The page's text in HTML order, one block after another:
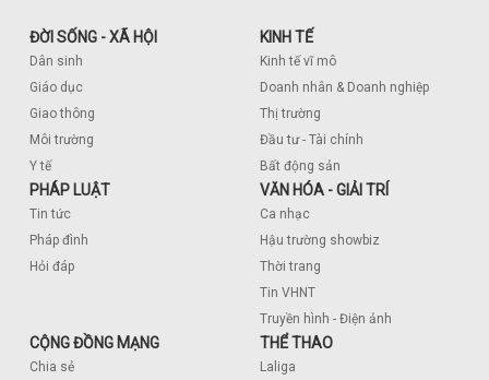
ĐỜI SỐNG - XÃ HỘI
Dân sinh
Giáo dục
Giao thông
Môi trường
Y tế
KINH TẾ
Kinh tế vĩ mô
Doanh nhân & Doanh nghiệp
Thị trường
Đầu tư - Tài chính
Bất động sản
PHÁP LUẬT
Tin tức
Pháp đình
Hỏi đáp
VĂN HÓA - GIẢI TRÍ
Ca nhạc
Hậu trường showbiz
Thời trang
Tin VHNT
Truyền hình - Điện ảnh
CỘNG ĐỒNG MẠNG
Chia sẻ
THỂ THAO
Laliga